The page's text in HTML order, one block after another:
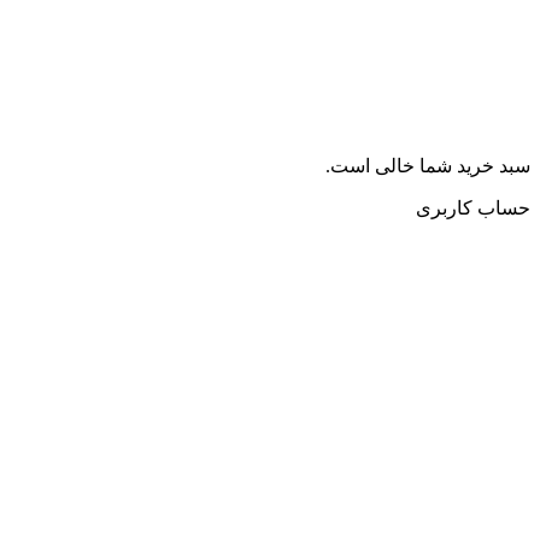
سبد خرید شما خالی است.
حساب کاربری